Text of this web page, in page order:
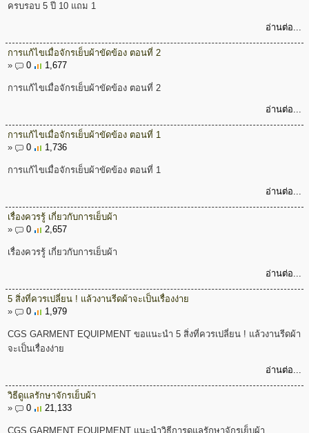
ครบรอบ 5 ปี 10 แถม 1
อ่านต่อ...
การแก้ไขเมื่อจักรเย็บผ้าขัดข้อง ตอนที่ 2
»
0 1,677
การแก้ไขเมื่อจักรเย็บผ้าขัดข้อง ตอนที่ 2
อ่านต่อ...
การแก้ไขเมื่อจักรเย็บผ้าขัดข้อง ตอนที่ 1
»
0 1,736
การแก้ไขเมื่อจักรเย็บผ้าขัดข้อง ตอนที่ 1
อ่านต่อ...
เรื่องควรรู้ เกี่ยวกับการเย็บผ้า
»
0 2,657
เรื่องควรรู้ เกี่ยวกับการเย็บผ้า
อ่านต่อ...
5 สิ่งที่ควรเปลี่ยน ! แล้วงานรีดผ้าจะเป็นเรื่องง่าย
»
0 1,979
CGS GARMENT EQUIPMENT ขอแนะนำ 5 สิ่งที่ควรเปลี่ยน ! แล้วงานรีดผ้า
จะเป็นเรื่องง่าย
อ่านต่อ...
วิธีดูแลรักษาจักรเย็บผ้า
»
0 21,133
CGS GARMENT EQUIPMENT แนะนำวิธีการดูแลรักษาจักรเย็บผ้า